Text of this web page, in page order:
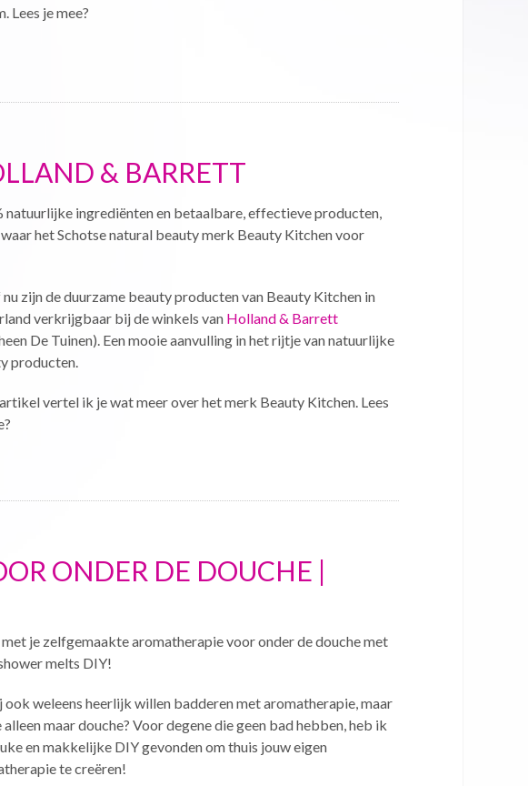
Lees je mee?
& BARRETT
natuurlijke ingrediënten en betaalbare, effectieve producten,
het Schotse natural beauty merk Beauty Kitchen voor
nu zijn de duurzame beauty producten van Beauty Kitchen in
verkrijgbaar bij de winkels van Holland & Barrett
De Tuinen). Een mooie aanvulling in het rijtje van natuurlijke
producten.
vertel ik je wat meer over het merk Beauty Kitchen. Lees
ONDER DE DOUCHE |
met je zelfgemaakte aromatherapie voor onder de douche met
melts DIY!
ook weleens heerlijk willen badderen met aromatherapie, maar
alleen maar douche? Voor degene die geen bad hebben, heb ik
en makkelijke DIY gevonden om thuis jouw eigen
te creëren!